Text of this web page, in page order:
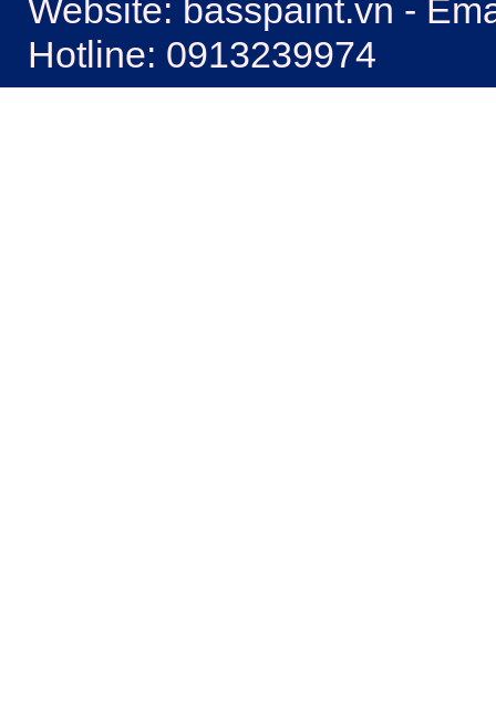
Website: basspaint.vn -
Hotline: 0913239974